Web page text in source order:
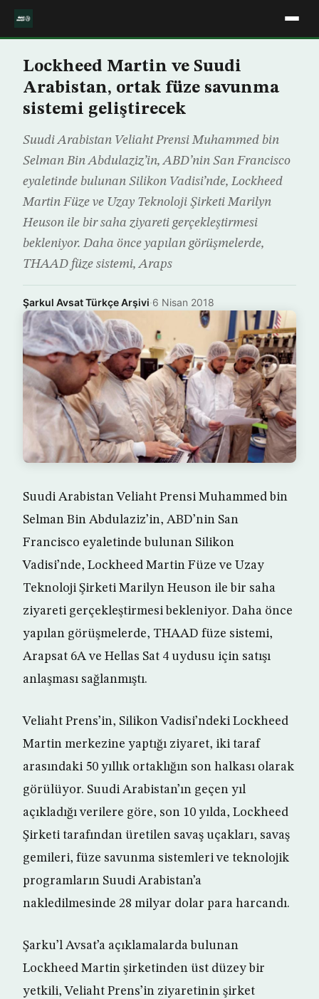
Lockheed Martin ve Suudi
Arabistan, ortak füze savunma
sistemi geliştirecek
Suudi Arabistan Veliaht Prensi Muhammed bin
Selman Bin Abdulaziz’in, ABD’nin San Francisco
eyaletinde bulunan Silikon Vadisi’nde, Lockheed
Martin Füze ve Uzay Teknoloji Şirketi Marilyn
Heuson ile bir saha ziyareti gerçekleştirmesi
bekleniyor. Daha önce yapılan görüşmelerde,
THAAD füze sistemi, Araps
Şarkul Avsat Türkçe Arşivi·6 Nisan 2018
Suudi Arabistan Veliaht Prensi Muhammed bin
Selman Bin Abdulaziz’in, ABD’nin San
Francisco eyaletinde bulunan Silikon
Vadisi’nde, Lockheed Martin Füze ve Uzay
Teknoloji Şirketi Marilyn Heuson ile bir saha
ziyareti gerçekleştirmesi bekleniyor. Daha önce
yapılan görüşmelerde, THAAD füze sistemi,
Arapsat 6A ve Hellas Sat 4 uydusu için satışı
anlaşması sağlanmıştı.
Veliaht Prens’in, Silikon Vadisi’ndeki Lockheed
Martin merkezine yaptığı ziyaret, iki taraf
arasındaki 50 yıllık ortaklığın son halkası olarak
görülüyor. Suudi Arabistan’ın geçen yıl
açıkladığı verilere göre, son 10 yılda, Lockheed
Şirketi tarafından üretilen savaş uçakları, savaş
gemileri, füze savunma sistemleri ve teknolojik
programların Suudi Arabistan’a
nakledilmesinde 28 milyar dolar para harcandı.
Şarku’l Avsat’a açıklamalarda bulunan
Lockheed Martin şirketinden üst düzey bir
yetkili, Veliaht Prens’in ziyaretinin şirket